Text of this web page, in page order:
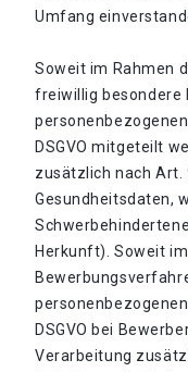
Umfang
Soweit im Rahmen
freiwillig besondere
DSGVO mitgeteilt
zusätzlich nach Art.
Gesundheitsdaten,
Herkunft). Soweit
DSGVO bei
Verarbeitung